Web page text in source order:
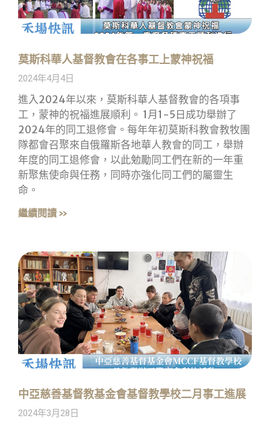
莫斯科華人基督教會在各事工上蒙神祝福
2024年4月4日
進入2024年以來，莫斯科華人基督教會的各項事
工，蒙神的祝福進展順利。 1月1-5日成功舉辦了
2024年的同工退修會。每年年初莫斯科教會教牧團
隊都會召聚來自俄羅斯各地華人教會的同工，舉辦
年度的同工退修會，以此勉勵同工們在新的一年重
新聚焦使命與任務，同時亦強化同工們的屬靈生
命。
繼續閱讀 »
中亞慈善基督教基金會基督教學校二月事工進展
2024年3月28日